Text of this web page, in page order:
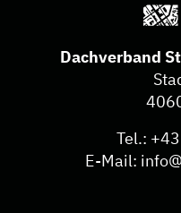
Dachverband
Tel.:
E-Mail: